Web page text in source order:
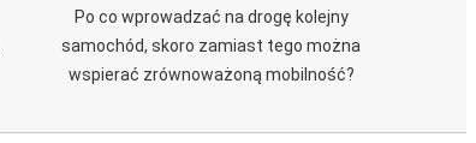
Po co wprowadzać na drogę kolejny
samochód, skoro zamiast tego można
wspierać zrównoważoną mobilność?